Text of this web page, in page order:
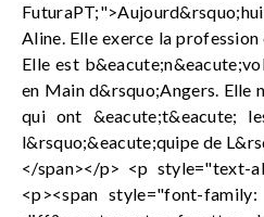
Aline. Elle exerce la
Elle est
en Main d&rsquo;Angers. Elle
qui ont &eacute;t&eacute;
l&rsquo;&eacute;quipe de
</span></p> <p style="text-
<p><span style="font-